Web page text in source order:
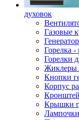
духовок
Газовые
Горелка -
Горелки
Жиклеры
Кнопки
Корпус
Крышки